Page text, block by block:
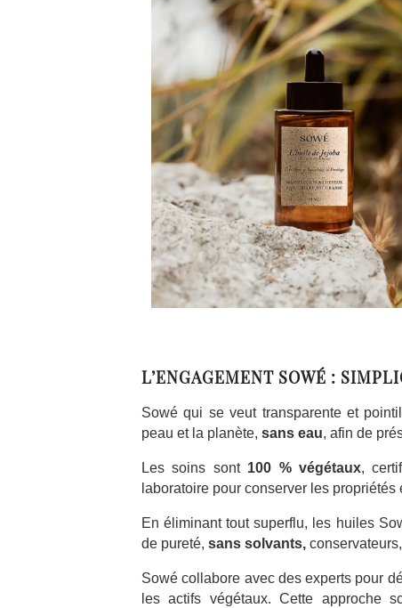
L’ENGAGEMENT SOWÉ :
Sowé qui se veut transparente et
peau et la planète, sans eau, afin de
Les soins sont 100 % végétaux,
laboratoire pour conserver les
En éliminant tout superflu, les huiles
de pureté, sans solvants,
Sowé collabore avec des experts pour
les actifs végétaux. Cette approche